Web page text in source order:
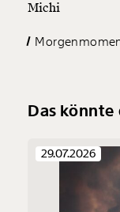
Michi
Das könnte
29.07.2026